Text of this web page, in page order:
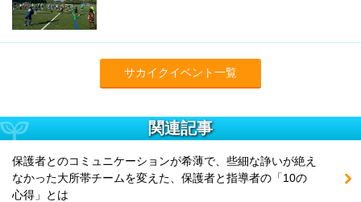
サカイクイベント一覧
関連記事
保護者とのコミュニケーションが希薄で、些細な諍いが絶え
なかった大所帯チームを変えた、保護者と指導者の「10の
心得」とは